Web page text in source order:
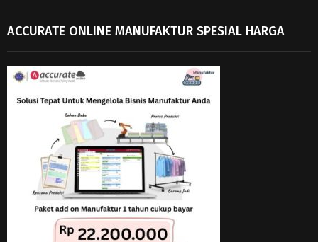
ACCURATE ONLINE MANUFAKTUR SPESIAL HARGA